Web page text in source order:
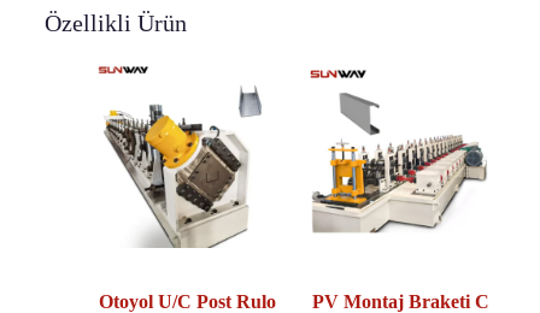
Özellikli Ürün
Otoyol U/C Post Rulo
PV Montaj Braketi C